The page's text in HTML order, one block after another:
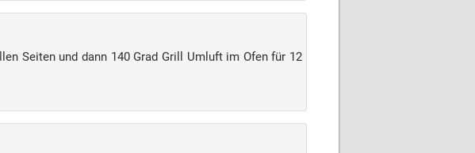
Seiten und dann 140 Grad Grill Umluft im Ofen für 12